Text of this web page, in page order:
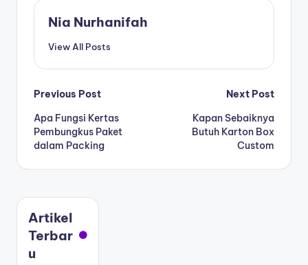
Nia Nurhanifah
View All Posts
Previous Post
Apa Fungsi Kertas
Pembungkus Paket
dalam Packing
Next Post
Kapan Sebaiknya
Butuh Karton Box
Custom
Artikel
Terbar
u